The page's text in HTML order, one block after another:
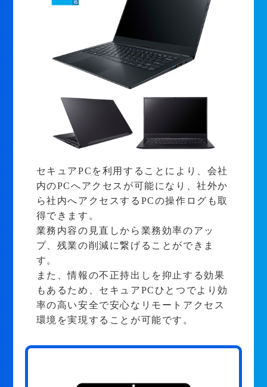
セキュアPCを利用することにより、会社
内のPCへアクセスが可能になり、社外か
ら社内へアクセスするPCの操作ログも取
得できます。
業務内容の見直しから業務効率のアッ
プ、残業の削減に繋げることができま
す。
また、情報の不正持出しを抑止する効果
もあるため、セキュアPCひとつでより効
率の高い安全で安心なリモートアクセス
環境を実現することが可能です。